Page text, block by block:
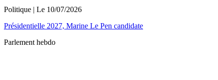
Politique | Le 10/07/2026
Présidentielle 2027, Marine Le Pen candidate
Parlement hebdo